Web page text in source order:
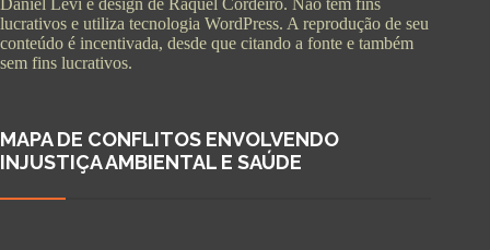
Daniel Levi e design de Raquel Cordeiro. Não tem fins
lucrativos e utiliza tecnologia WordPress. A reprodução de seu
conteúdo é incentivada, desde que citando a fonte e também
sem fins lucrativos.
MAPA DE CONFLITOS ENVOLVENDO
INJUSTIÇA AMBIENTAL E SAÚDE